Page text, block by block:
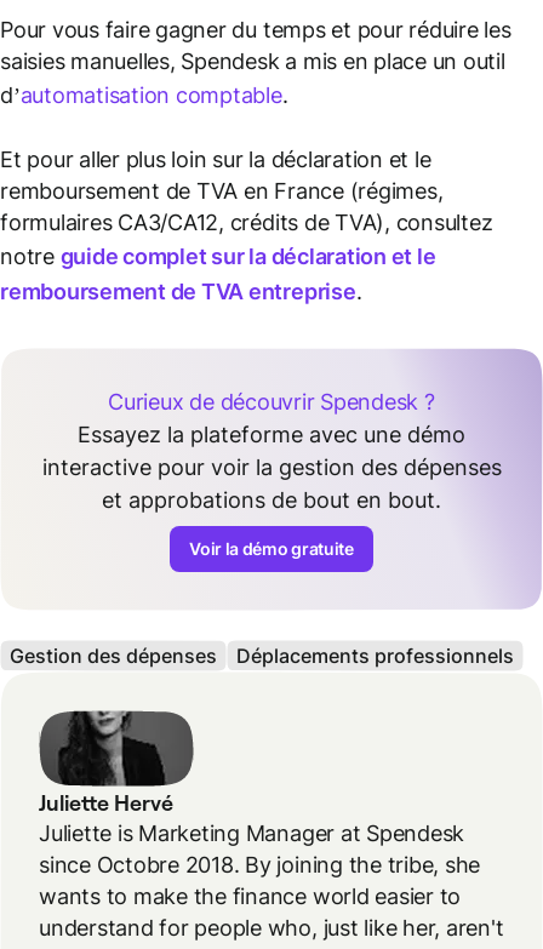
Pour vous faire gagner du temps et pour réduire les
saisies manuelles, Spendesk a mis en place un outil
d’automatisation comptable.
Et pour aller plus loin sur la déclaration et le
remboursement de TVA en France (régimes,
formulaires CA3/CA12, crédits de TVA), consultez
notre guide complet sur la déclaration et le
remboursement de TVA entreprise.
Curieux de découvrir Spendesk ?
Essayez la plateforme avec une démo
interactive pour voir la gestion des dépenses
et approbations de bout en bout.
Voir la démo gratuite
Gestion des dépenses Déplacements professionnels
Juliette Hervé
Juliette is Marketing Manager at Spendesk
since Octobre 2018. By joining the tribe, she
wants to make the finance world easier to
understand for people who, just like her, aren't